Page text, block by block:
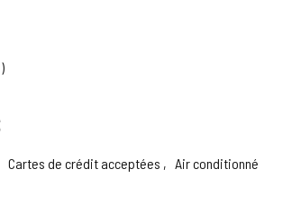
Cartes de crédit acceptées Air conditionné